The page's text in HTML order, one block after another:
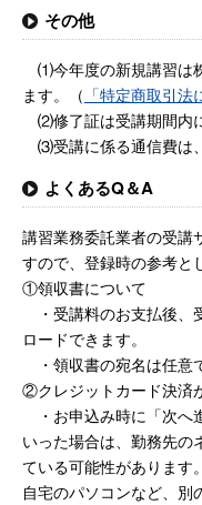
その他
⑴今年度の新規講習は
ます。（ 「特定商取引
⑵修了証は受講期間内
⑶受講に係る通信費は
よくあるQ＆A
講習業務委託業者の受講
すので、登録時の参考と
①領収書について
・受講料のお支払後、
ロードできます。
・領収書の宛名は任意
②クレジットカード決済
・お申込み時に「次へ
いった場合は、勤務先の
ている可能性があります
自宅のパソコンなど、別